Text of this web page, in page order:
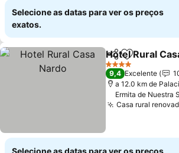
Selecione as datas para ver os preços
exatos.
PartilharAdicionar
Hotel Rural
4 Estrelas
9,4 Excelente
a 12.0 km de
Ermita de Nuestra
Casa rural
Selecione as datas para ver os preços